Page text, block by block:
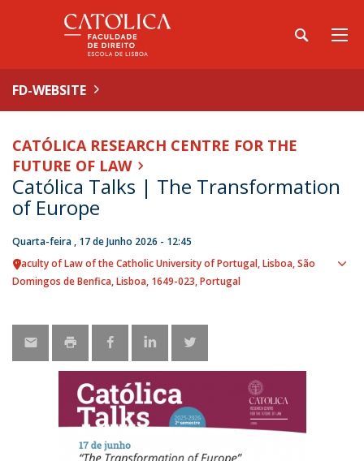
FD-WEBSITE
CATÓLICA RESEARCH CENTRE FOR THE
FUTURE OF LAW
Católica Talks | The Transformation
of Europe
Quarta-feira , 17 de Junho 2026 - 12:45
Faculty of Law of the Catholic University of Portugal Lisboa São
Domingos de Benfica, Lisboa 1649-023 Portugal